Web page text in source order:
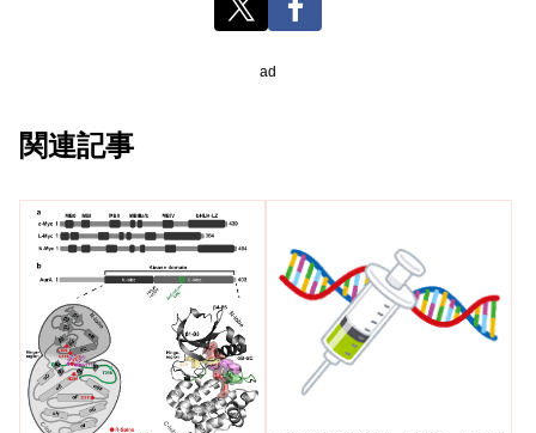
ad
関連記事